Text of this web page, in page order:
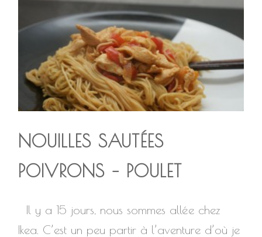
NOUILLES SAUTÉES
POIVRONS – POULET
Il y a 15 jours, nous sommes allée chez
Ikea. C’est un peu partir à l’aventure d’où je